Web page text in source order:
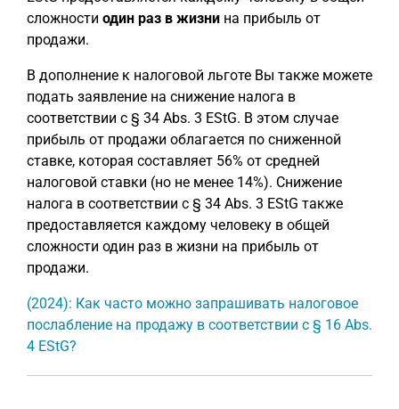
сложности один раз в жизни на прибыль от
продажи.
В дополнение к налоговой льготе Вы также можете
подать заявление на снижение налога в
соответствии с § 34 Abs. 3 EStG. В этом случае
прибыль от продажи облагается по сниженной
ставке, которая составляет 56% от средней
налоговой ставки (но не менее 14%). Снижение
налога в соответствии с § 34 Abs. 3 EStG также
предоставляется каждому человеку в общей
сложности один раз в жизни на прибыль от
продажи.
(2024): Как часто можно запрашивать налоговое
послабление на продажу в соответствии с § 16 Abs.
4 EStG?